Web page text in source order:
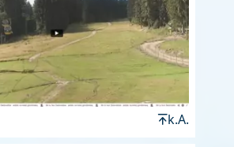
k.A.